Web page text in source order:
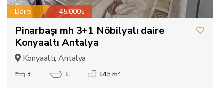
Daire 45.000₺
Pinarbaşı mh 3+1 Nöbilyalı daire
Konyaaltı Antalya
Konyaaltı, Antalya
3 1 145 m²